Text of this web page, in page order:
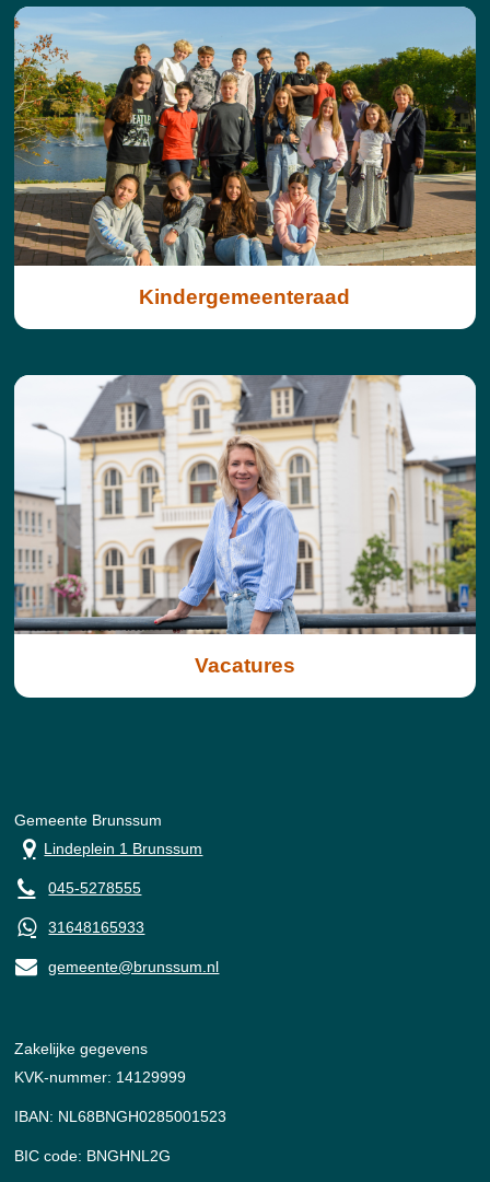
Kindergemeenteraad
Vacatures
Gemeente Brunssum
Lindeplein 1 Brunssum
045-5278555
31648165933
gemeente@brunssum.nl
Zakelijke gegevens
KVK-nummer: 14129999
IBAN: NL68BNGH0285001523
BIC code: BNGHNL2G